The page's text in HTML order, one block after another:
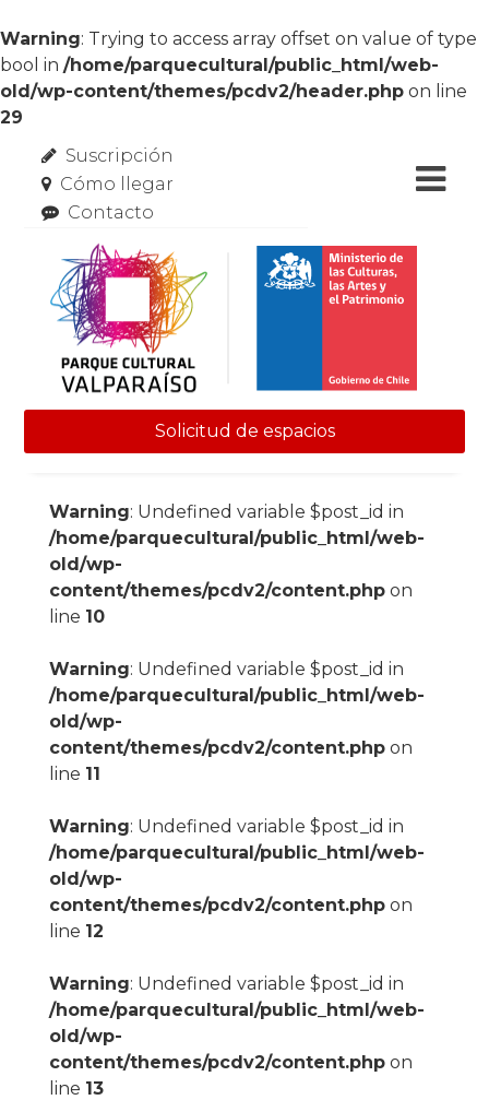
Warning: Trying to access array offset on value of type
bool in /home/parquecultural/public_html/web-
old/wp-content/themes/pcdv2/header.php on line
29
Suscripción
Cómo llegar
Contacto
Solicitud de espacios
Warning: Undefined variable $post_id in
/home/parquecultural/public_html/web-
old/wp-
content/themes/pcdv2/content.phpon
line 10
Warning: Undefined variable $post_id in
/home/parquecultural/public_html/web-
old/wp-
content/themes/pcdv2/content.phpon
line 11
Warning: Undefined variable $post_id in
/home/parquecultural/public_html/web-
old/wp-
content/themes/pcdv2/content.phpon
line 12
Warning: Undefined variable $post_id in
/home/parquecultural/public_html/web-
old/wp-
content/themes/pcdv2/content.phpon
line 13